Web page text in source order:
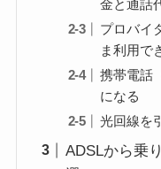
金と通話
プロバイ
ま利用で
携帯電話
になる
光回線を
ADSLから乗